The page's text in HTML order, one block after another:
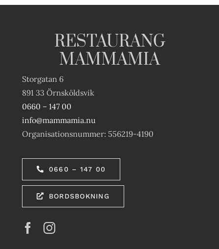
RESTAURANG
MAMMAMIA
Storgatan 6
891 33 Örnsköldsvik
0660 – 147 00
info@mammamia.nu
Organisationsnummer: 556219-4190
0660 – 147 00
BORDSBOKNING